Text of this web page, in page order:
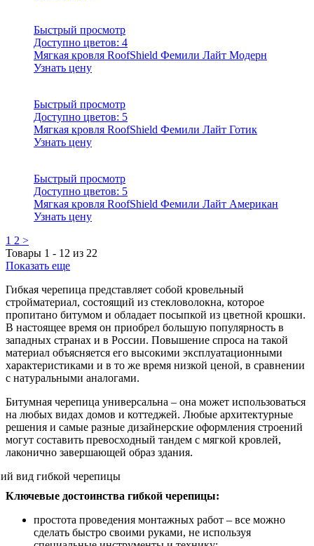
Быстрый просмотр
Доступно цветов: 4
Мягкая кровля RoofShield Фемили Лайт Модерн
Узнать цену
Быстрый просмотр
Доступно цветов: 5
Мягкая кровля RoofShield Фемили Лайт Готик
Узнать цену
Быстрый просмотр
Доступно цветов: 5
Мягкая кровля RoofShield Фемили Лайт Американ
Узнать цену
1 2 >
Товары 1 - 12 из 22
Показать еще
Гибкая черепица представляет собой кровельный
стройматериал, состоящий из стекловолокна, которое
пропитано битумом и обладает посыпкой из цветной крошки.
В настоящее время он приобрел большую популярность в
западных странах и в России. Повышение спроса на такой
материал объясняется его высокими эксплуатационными
характеристиками и в то же время низкой ценой, в сравнении
с натуральными аналогами.
Битумная черепица универсальна – она может использоваться
на любых видах домов и коттеджей. Любые архитектурные
решения и самые разные дизайнерские оформления строений
могут составить превосходный тандем с мягкой кровлей,
лаконично завершающей образ здания.
Ключевые достоинства гибкой черепицы:
простота проведения монтажных работ – все можно
сделать быстро своими руками, не используя